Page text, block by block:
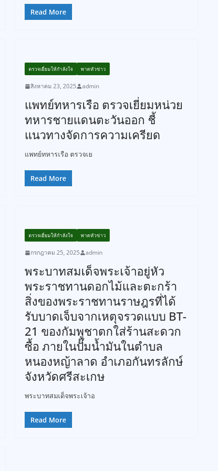
Read More
ตรวจเยี่ยมให้กำลังใจ พาดหัวข่าว
สิงหาคม 23, 2025 admin
แพทย์ทหารเรือ ตรวจเยี่ยมหน่วย
ทหารชายแดนตะวันออก ชี้
แนวทางจัดการความเครียด
แพทย์ทหารเรือ ตรวจเย
Read More
ตรวจเยี่ยมให้กำลังใจ พาดหัวข่าว
กรกฎาคม 25, 2025 admin
พระบาทสมเด็จพระเจ้าอยู่หัว
พระราชทานดอกไม้และตะกร้า
สิ่งของพระราชทานราษฎรที่ได้
รับบาดเจ็บจากเหตุจรวดแบบ BT-
21 ของกัมพูชาตกใส่ร้านสะดวก
ซื้อ ภายในปั๊มน้ำมันในตำบล
หนองหญ้าลาด อำเภอกันทรลักษ์
จังหวัดศรีสะเกษ
พระบาทสมเด็จพระเจ้าอ
Read More